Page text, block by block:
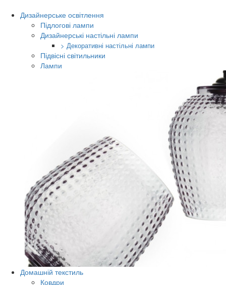
Дизайнерське освітлення
Підлогові лампи
Дизайнерські настільні лампи
> Декоративні настільні лампи
Підвісні світильники
Лампи
Домашній текстиль
Ковдри